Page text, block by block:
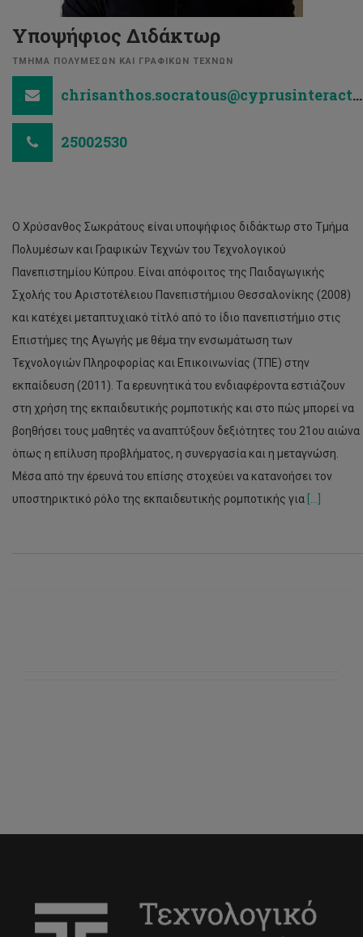
Υποψήφιος Διδάκτωρ
ΤΜΗΜΑ ΠΟΛΥΜΕΣΩΝ ΚΑΙ ΓΡΑΦΙΚΩΝ ΤΕΧΝΩΝ
chrisanthos.socratous@cyprusinteractionlab.com
25002530
Ο Χρύσανθος Σωκράτους είναι υποψήφιος διδάκτωρ στο Τμήμα
Πολυμέσων και Γραφικών Τεχνών του Τεχνολογικού
Πανεπιστημίου Κύπρου. Είναι απόφοιτος της Παιδαγωγικής
Σχολής του Αριστοτέλειου Πανεπιστήμιου Θεσσαλονίκης (2008)
και κατέχει μεταπτυχιακό τίτλό από το ίδιο πανεπιστήμιο στις
Επιστήμες της Αγωγής με θέμα την ενσωμάτωση των
Τεχνολογιών Πληροφορίας και Επικοινωνίας (ΤΠΕ) στην
εκπαίδευση (2011). Tα ερευνητικά του ενδιαφέροντα εστιάζουν
στη χρήση της εκπαιδευτικής ρομποτικής και στο πώς μπορεί να
βοηθήσει τους μαθητές να αναπτύξουν δεξιότητες του 21ου αιώνα
όπως η επίλυση προβλήματος, η συνεργασία και η μεταγνώση.
Μέσα από την έρευνά του επίσης στοχεύει να κατανοήσει τον
υποστηρικτικό ρόλο της εκπαιδευτικής ρομποτικής για